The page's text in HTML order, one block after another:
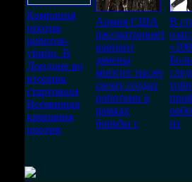
Кампания
против
роботов-
убийц. В
Лондоне во
вторник
стартовала
Всемирная
кампания
против
Армия США
рассматривает
вариант
замены
многих тысяч
своих солдат
роботами в
рамках
борьбы с
В
из